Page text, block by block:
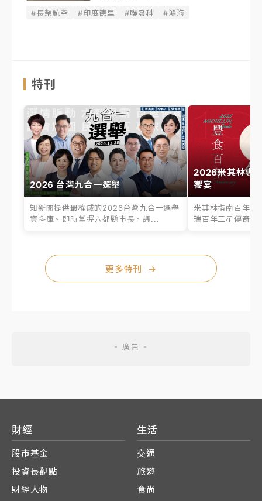
#長榮航空 #印度德里 #聯發科 #鴻海
特刊
2026 台灣九合一選舉
知新聞提供最權威的2026台灣九合一選舉
資料庫。即時掌握六都縣市長、議...
2026米其林專
饗宴
米其林指南百年之
瑞百年三星傳奇、
更多特刊 →
財經
股市基金
投資長觀點
財經人物
生活
交通
旅遊
食尚